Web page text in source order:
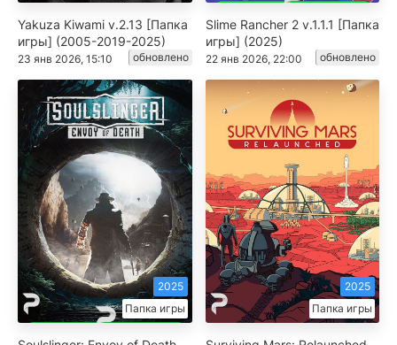
Yakuza Kiwami v.2.13 [Папка
игры] (2005-2019-2025)
23 янв 2026, 15:10 обновлено
Slime Rancher 2 v.1.1.1 [Папка
игры] (2025)
22 янв 2026, 22:00 обновлено
Папка игры
2025
Папка игры
2025